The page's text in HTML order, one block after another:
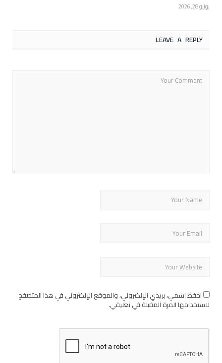
يوليو 28, 2026
LEAVE A REPLY
احفظ اسمي، بريدي الإلكتروني، والموقع الإلكتروني في هذا المتصفح
لاستخدامها المرة المقبلة في تعليقي.